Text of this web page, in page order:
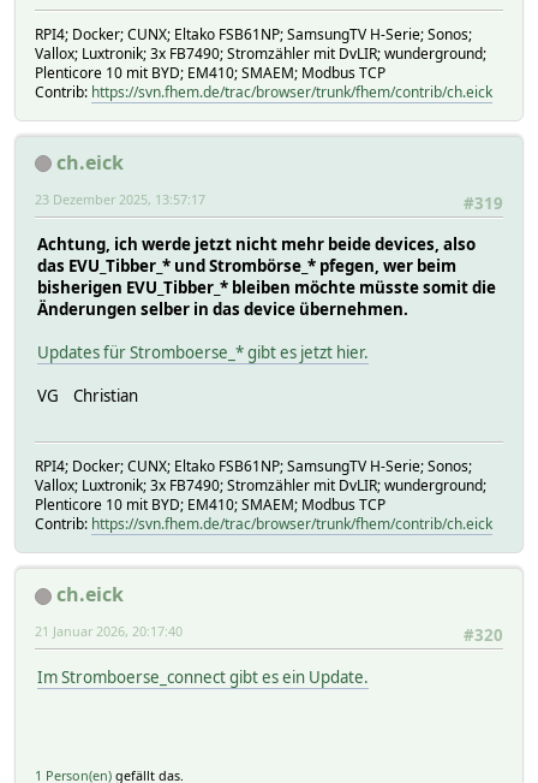
RPI4; Docker; CUNX; Eltako FSB61NP; SamsungTV H-Serie; Sonos;
Vallox; Luxtronik; 3x FB7490; Stromzähler mit DvLIR; wunderground;
Plenticore 10 mit BYD; EM410; SMAEM; Modbus TCP
Contrib: https://svn.fhem.de/trac/browser/trunk/fhem/contrib/ch.eick
ch.eick
#319
23 Dezember 2025, 13:57:17
Achtung, ich werde jetzt nicht mehr beide devices, also
das EVU_Tibber_* und Strombörse_* pfegen, wer beim
bisherigen EVU_Tibber_* bleiben möchte müsste somit die
Änderungen selber in das device übernehmen.
Updates für Stromboerse_* gibt es jetzt hier.
VG Christian
RPI4; Docker; CUNX; Eltako FSB61NP; SamsungTV H-Serie; Sonos;
Vallox; Luxtronik; 3x FB7490; Stromzähler mit DvLIR; wunderground;
Plenticore 10 mit BYD; EM410; SMAEM; Modbus TCP
Contrib: https://svn.fhem.de/trac/browser/trunk/fhem/contrib/ch.eick
ch.eick
#320
21 Januar 2026, 20:17:40
Im Stromboerse_connect gibt es ein Update.
1 Person(en) gefällt das.